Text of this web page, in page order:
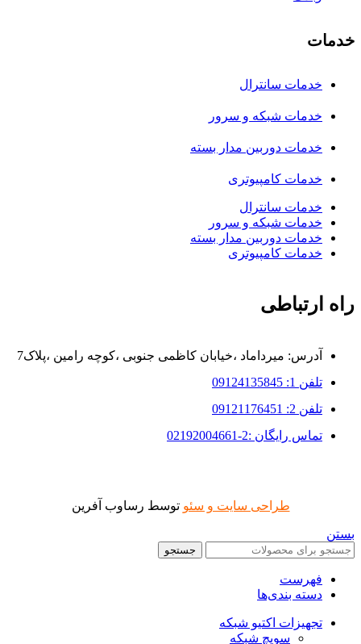
خدمات
خدمات سانترال
خدمات شبکه و سرور
خدمات دوربین مدار بسته
خدمات کامپیوتری
خدمات سانترال
خدمات شبکه و سرور
خدمات دوربین مدار بسته
خدمات کامپیوتری
راه ارتباطی
آدرس: میرداماد ،خیابان کاظمی جنوبی ،کوچه رامین ،پلاک7
تلفن 1: 09124135845
تلفن 2: 09121176451
تماس رایگان :2-02192004661
طراحی سایت و سئو توسط رساوب آفرین
بستن
جستجو
فهرست
دسته بندی‌ها
تجهیزات اکتیو شبکه
سویچ شبکه